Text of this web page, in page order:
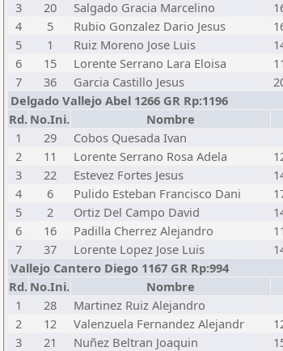
3
20 Salgado Gracia Marcelino
4
5 Rubio Gonzalez Dario Jesus
5
1 Ruiz Moreno Jose Luis
6
15 Lorente Serrano Lara Eloisa
7
36 Garcia Castillo Jesus
Delgado Vallejo Abel 1266 GR Rp:1196
Rd. No.Ini. Nombre
1
29 Cobos Quesada Ivan
2
11 Lorente Serrano Rosa Adela
3
22 Estevez Fortes Jesus
4
6 Pulido Esteban Francisco Dani
5
2 Ortiz Del Campo David
6
16 Padilla Cherrez Alejandro
7
37 Lorente Lopez Jose Luis
Vallejo Cantero Diego 1167 GR Rp:994
Rd. No.Ini. Nombre
1
28 Martinez Ruiz Alejandro
2
12 Valenzuela Fernandez Alejandr
3
21 Nuñez Beltran Joaquin